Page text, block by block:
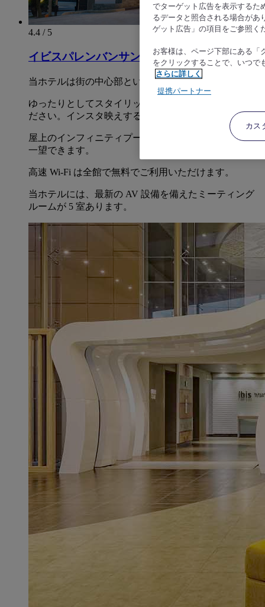
4.4 / 5
イビスパレンバンサンガル
当ホテルは街の中心部という便利な場所にあります。
ゆったりとしてスタイリッシュな雰囲気をお楽しみく
ださい。インスタ映えするコーナーもあります。
屋上のインフィニティプールからはパレンバン市街を
一望できます。
高速 Wi-Fi は全館で無料でご利用いただけます。
当ホテルには、最新の AV 設備を備えたミーティング
ルームが 5 室あります。
でターゲット広告を表示するた
るデータと照合される場合があ
ゲット広告」の項目をご参照く
お客様は、ページ下部にある「
をクリックすることで、いつで
さらに詳しく
提携パートナー
カス